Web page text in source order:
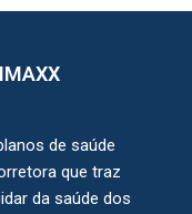
de saúde
que traz
da saúde dos